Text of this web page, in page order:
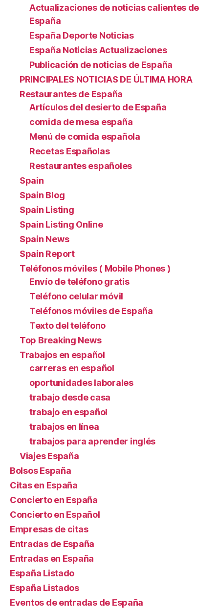
Actualizaciones de noticias calientes de
España
España Deporte Noticias
España Noticias Actualizaciones
Publicación de noticias de España
PRINCIPALES NOTICIAS DE ÚLTIMA HORA
Restaurantes de España
Artículos del desierto de España
comida de mesa españa
Menú de comida española
Recetas Españolas
Restaurantes españoles
Spain
Spain Blog
Spain Listing
Spain Listing Online
Spain News
Spain Report
Teléfonos móviles ( Mobile Phones )
Envío de teléfono gratis
Teléfono celular móvil
Teléfonos móviles de España
Texto del teléfono
Top Breaking News
Trabajos en español
carreras en español
oportunidades laborales
trabajo desde casa
trabajo en español
trabajos en línea
trabajos para aprender inglés
Viajes España
Bolsos España
Citas en España
Concierto en España
Concierto en Español
Empresas de citas
Entradas de España
Entradas en España
España Listado
España Listados
Eventos de entradas de España